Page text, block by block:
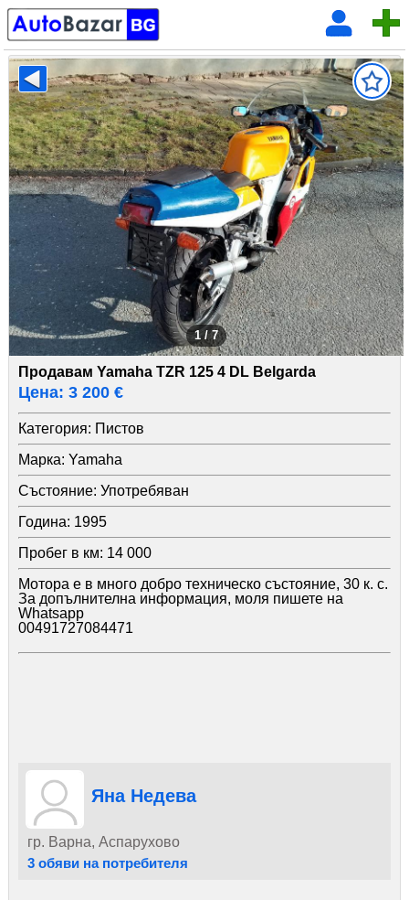
1 / 7
Продавам Yamaha TZR 125 4 DL Belgarda
Цена: 3 200 €
Категория: Пистов
Марка: Yamaha
Състояние: Употребяван
Година: 1995
Пробег в км: 14 000
Мотора е в много добро техническо състояние, 30 к. с.
За допълнителна информация, моля пишете на
Whatsapp
00491727084471
Яна Недева
гр. Варна, Аспарухово
3 обяви на потребителя